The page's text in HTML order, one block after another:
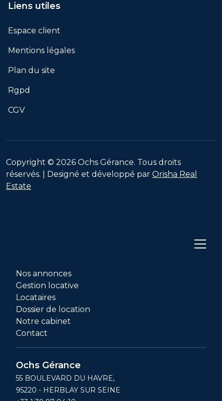
Liens utiles
Espace client
Mentions légales
Plan du site
Rgpd
CGV
Copyright © 2026 Ochs Gérance. Tous droits
réservés. | Designé et développé par Orisha Real
Estate
Nos annonces
Gestion locative
Locataires
Dossier de location
Notre cabinet
Contact
Ochs Gérance
55 BOULEVARD DU HAVRE,
95220 - HERBLAY SUR SEINE